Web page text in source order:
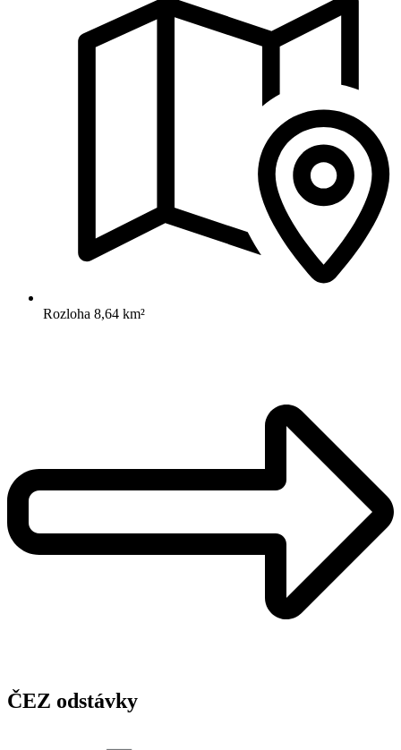
Rozloha 8,64 km²
ČEZ odstávky